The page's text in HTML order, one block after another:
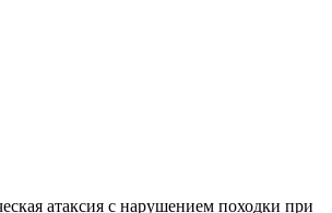
атаксия с нарушением походки при